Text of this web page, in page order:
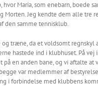
Maria, som enebarn, boede
Morten. Jeg kendte dem alle tre
den samme tennisklub.
træne, da et voldsomt regnskyl
hastede ind i klubhuset. På vej
på en anden bane, og vi aftalte at
var medlemmer af
i forbindelse med klubbens